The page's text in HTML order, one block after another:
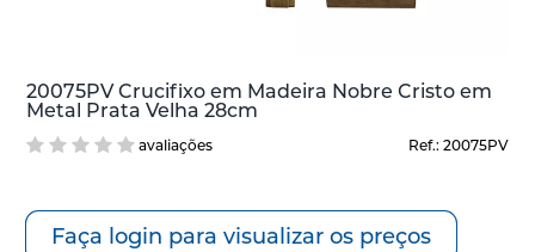
20075PV Crucifixo em Madeira Nobre Cristo em
Metal Prata Velha 28cm
avaliações Ref.: 20075PV
Faça login para visualizar os preços